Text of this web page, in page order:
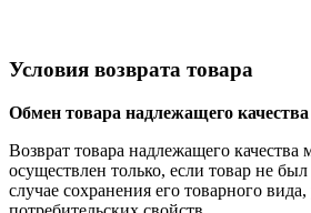
Условия возврата товара
Обмен товара надлежащего качества
Возврат товара надлежащего качества
осуществлен только, если товар не
случае сохранения его товарного